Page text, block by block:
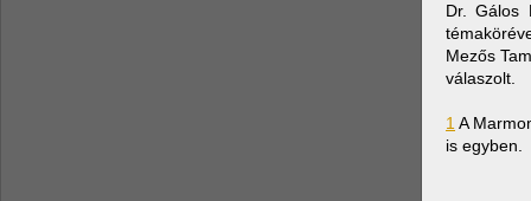
Dr. Gálos
Mezős
válaszolt.
1 A
is egyben.